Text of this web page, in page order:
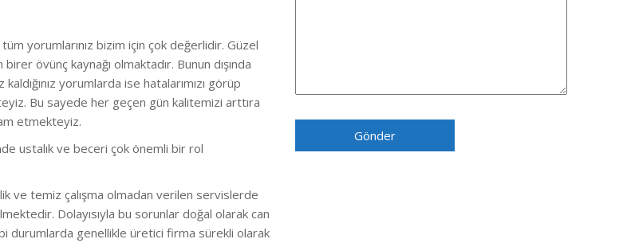
yorumlarınız bizim için çok değerlidir. Güzel
övünç kaynağı olmaktadır. Bunun dışında
yorumlarda ise hatalarımızı görüp
Bu sayede her geçen gün kalitemizi arttıra
etmekteyiz.
ustalık ve beceri çok önemli bir rol
ve temiz çalışma olmadan verilen servislerde
Dolayısıyla bu sorunlar doğal olarak can
durumlarda genellikle üretici firma sürekli olarak